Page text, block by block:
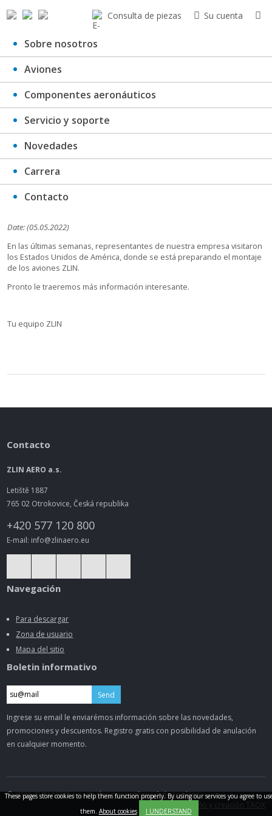
Consulta de piezas Su cuenta
Sobre nosotros
Aviones
Componentes aeronáuticos
Servicio y soporte
Novedades
Carrera
Contacto
Montaje de ZLIN en los Estados
Unidos
Date: (05.05.2022)
En las últimas semanas, representantes de nuestra empresa visitaron
los Estados Unidos de América, donde se está preparando el montaje
de los aviones ZLIN.
Pronto le traeremos más información interesante.
Tu equipo ZLIN
Contacto
ZLIN AERO a.s.
Letiště 1887
765 02 Otrokovice, Česká republika
+420 577 120 800
E-mail: info@zlinaero.eu
Navegación
Para descargar
Zona de usuario
Mapa del sitio
Boletin informativo
Send
Ingrese su email le enviarémos información sobre las novedades,
promociones y descuentos. Registro gratis con posibilidad de anulación
en cualquier momento.
© 2026 ZLIN AERO a.s.,Reglas para utilizació de cookies
Diseňo y creación TAOX
These pages store cookies to help them function properly. By using our services you agree to
them. About cookies I UNDERSTAND